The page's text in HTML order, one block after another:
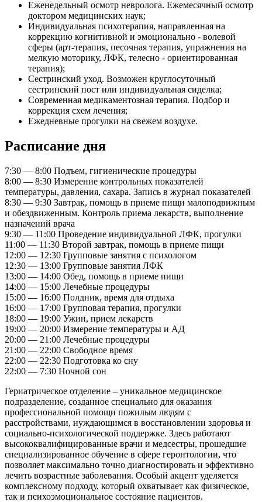
Еженедельный осмотр невролога. Ежемесячный осмотр
доктором медицинских наук;
Индивидуальная психотерапия, направленная на
коррекцию когнитивной и эмоционально - волевой
сферы (арт-терапия, песочная терапия, упражнения на
мелкую моторику, ЛФК, телесно - ориентированная
терапия);
Сестринский уход. Возможен круглосуточный
сестринский пост или индивидуальная сиделка;
Современная медикаментозная терапия. Подбор и
коррекция схем лечения;
Ежедневные прогулки на свежем воздухе.
Расписание дня
7:30 — 8:00 Подъем, гигиенические процедуры
8:00 — 8:30 Измерение контрольных показателей
температуры, давления, сахара. Запись в журнал показателей
8:30 — 9:30 Завтрак, помощь в приеме пищи малоподвижным
и обездвиженным. Контроль приема лекарств, выполнение
назначений врача
9:30 — 11:00 Проведение индивидуальной ЛФК, прогулки
11:00 — 11:30 Второй завтрак, помощь в приеме пищи
12:00 — 12:30 Групповые занятия с психологом
12:30 — 13:00 Групповые занятия ЛФК
13:00 — 14:00 Обед, помощь в приеме пищи
14:00 — 15:00 Лечебные процедуры
15:00 — 16:00 Полдник, время для отдыха
16:00 — 17:00 Групповая терапия, прогулки
18:00 — 19:00 Ужин, прием лекарств
19:00 — 20:00 Измерение температуры и АД
20:00 — 21:00 Лечебные процедуры
21:00 — 22:00 Свободное время
22:00 — 22:30 Подготовка ко сну
22:00 — 7:30 Ночной сон
Гериатрическое отделение – уникальное медицинское
подразделение, созданное специально для оказания
профессиональной помощи пожилым людям с
расстройствами, нуждающимся в восстановлении здоровья и
социально-психологической поддержке. Здесь работают
высококвалифицированные врачи и медсестры, прошедшие
специализированное обучение в сфере геронтологии, что
позволяет максимально точно диагностировать и эффективно
лечить возрастные заболевания. Особый акцент уделяется
комплексному подходу, который охватывает как физическое,
так и психоэмоциональное состояние пациентов.